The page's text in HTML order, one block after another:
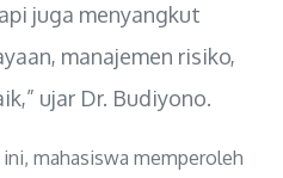
juga menyangkut
manajemen risiko,
ujar Dr. Budiyono.
mahasiswa memperoleh